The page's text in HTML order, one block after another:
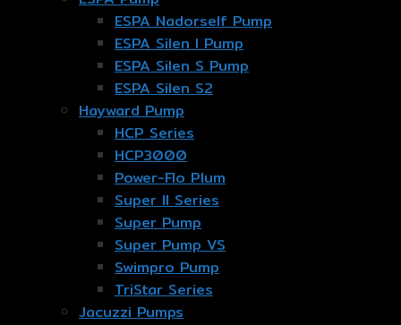
ESPA Nadorself Pump
ESPA Silen I Pump
ESPA Silen S Pump
ESPA Silen S2
Hayward Pump
HCP Series
HCP3000
Power-Flo Plum
Super II Series
Super Pump
Super Pump VS
Swimpro Pump
TriStar Series
Jacuzzi Pumps